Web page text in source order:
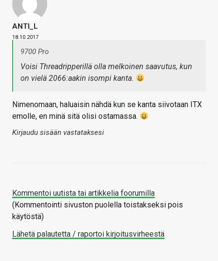
ANTI_L
18.10.2017
9700 Pro
Voisi Threadripperillä olla melkoinen saavutus, kun
on vielä 2066:aakin isompi kanta.
Nimenomaan, haluaisin nähdä kun se kanta siivotaan ITX
emolle, en minä sitä olisi ostamassa.
Kirjaudu sisään vastataksesi
Kommentoi uutista tai artikkelia foorumilla
(Kommentointi sivuston puolella toistakseksi pois
käytöstä)
Lähetä palautetta / raportoi kirjoitusvirheestä